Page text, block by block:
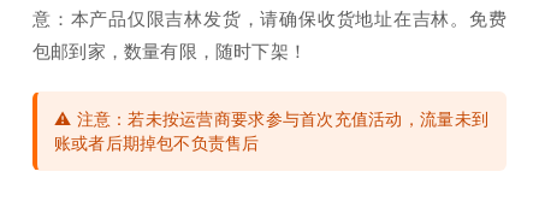
意：本产品仅限吉林发货，请确保收货地址在吉林。免费
包邮到家，数量有限，随时下架！
⚠️ 注意：若未按运营商要求参与首次充值活动，流量未到
账或者后期掉包不负责售后